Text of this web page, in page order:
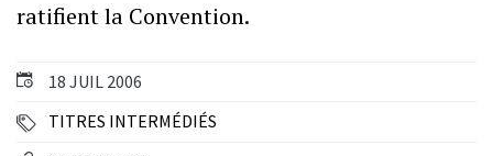
18 JUIL 2006
TITRES INTERMÉDIÉS
ratifient la Convention.